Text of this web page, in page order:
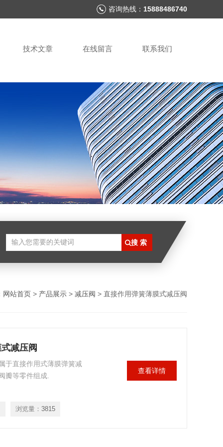
咨询热线： 15888486740
技术文章 在线留言 联系我们
网站首页 > 产品展示 > 减压阀 > 直接作用弹簧薄膜式减压阀
减压阀
于直接作用式薄膜弹簧减
瓣等零件组成.
浏览量： 3815
查看详情